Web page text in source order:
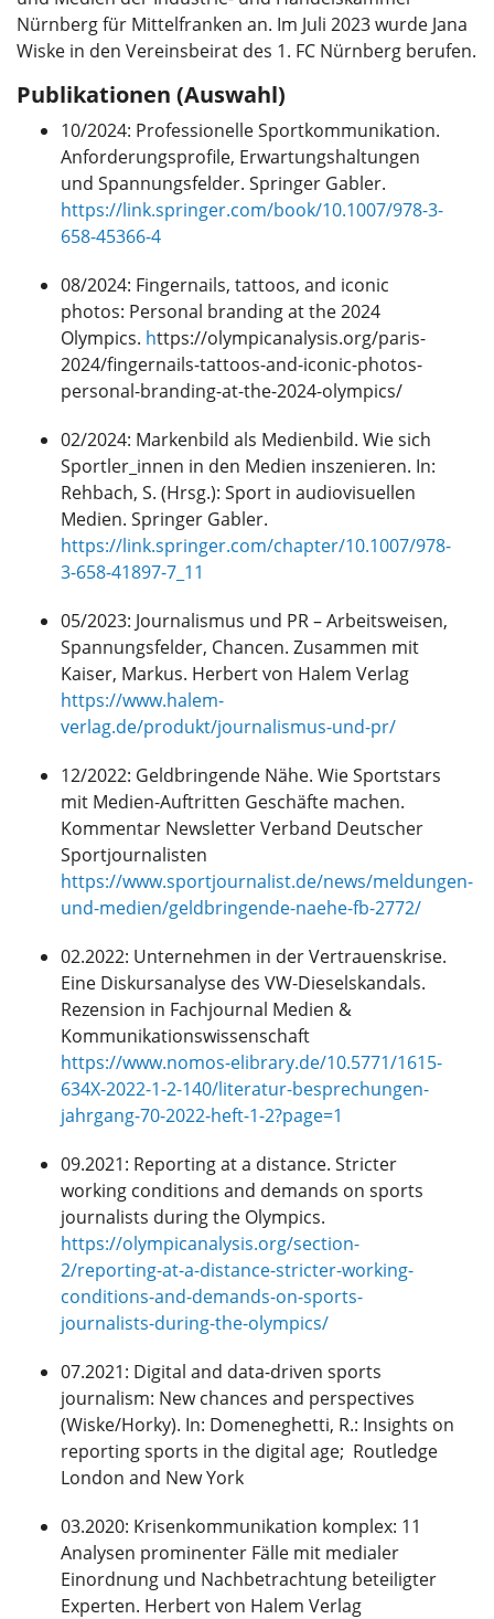
Nürnberg für Mittelfranken an. Im Juli 2023 wurde Jana
Wiske in den Vereinsbeirat des 1. FC Nürnberg berufen.
Publikationen (Auswahl)
10/2024: Professionelle Sportkommunikation.
Anforderungsprofile, Erwartungshaltungen
und Spannungsfelder. Springer Gabler.
https://link.springer.com/book/10.1007/978-3-
658-45366-4
08/2024: Fingernails, tattoos, and iconic
photos: Personal branding at the 2024
Olympics. https://olympicanalysis.org/paris-
2024/fingernails-tattoos-and-iconic-photos-
personal-branding-at-the-2024-olympics/
02/2024: Markenbild als Medienbild. Wie sich
Sportler_innen in den Medien inszenieren. In:
Rehbach, S. (Hrsg.): Sport in audiovisuellen
Medien. Springer Gabler.
https://link.springer.com/chapter/10.1007/978-
3-658-41897-7_11
05/2023: Journalismus und PR – Arbeitsweisen,
Spannungsfelder, Chancen. Zusammen mit
Kaiser, Markus. Herbert von Halem Verlag
https://www.halem-
verlag.de/produkt/journalismus-und-pr/
12/2022: Geldbringende Nähe. Wie Sportstars
mit Medien-Auftritten Geschäfte machen.
Kommentar Newsletter Verband Deutscher
Sportjournalisten
https://www.sportjournalist.de/news/meldungen-
und-medien/geldbringende-naehe-fb-2772/
02.2022: Unternehmen in der Vertrauenskrise.
Eine Diskursanalyse des VW-Dieselskandals.
Rezension in Fachjournal Medien &
Kommunikationswissenschaft
https://www.nomos-elibrary.de/10.5771/1615-
634X-2022-1-2-140/literatur-besprechungen-
jahrgang-70-2022-heft-1-2?page=1
09.2021: Reporting at a distance. Stricter
working conditions and demands on sports
journalists during the Olympics.
https://olympicanalysis.org/section-
2/reporting-at-a-distance-stricter-working-
conditions-and-demands-on-sports-
journalists-during-the-olympics/
07.2021: Digital and data-driven sports
journalism: New chances and perspectives
(Wiske/Horky). In: Domeneghetti, R.: Insights on
reporting sports in the digital age; Routledge
London and New York
03.2020: Krisenkommunikation komplex: 11
Analysen prominenter Fälle mit medialer
Einordnung und Nachbetrachtung beteiligter
Experten. Herbert von Halem Verlag